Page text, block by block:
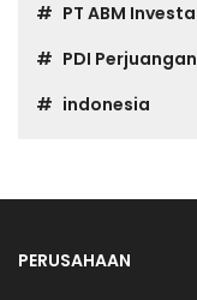
PT ABM
PDI Perjuangan
indonesia
PERUSAHAAN